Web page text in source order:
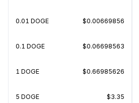
0.01 DOGE $0.00669856
0.1 DOGE $0.06698563
1 DOGE $0.66985626
5 DOGE $3.35